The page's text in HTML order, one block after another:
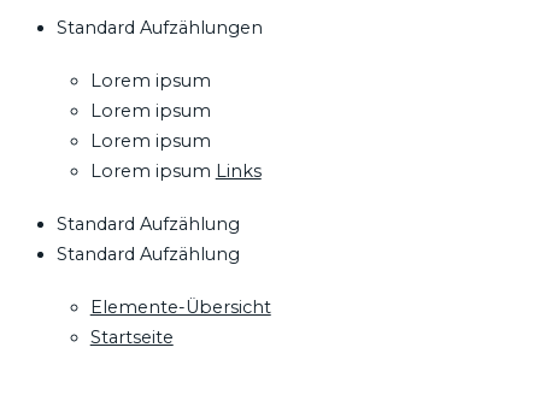
Standard Aufzählungen
Lorem ipsum
Lorem ipsum
Lorem ipsum
Lorem ipsum Links
Standard Aufzählung
Standard Aufzählung
Elemente-Übersicht
Startseite